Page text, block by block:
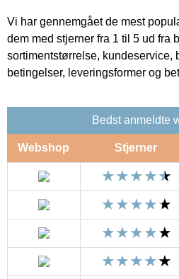
Vi har gennemgået de mest
dem med stjerner fra 1 til 5 ud fra
sortimentstørrelse, kundeservice,
betingelser, leveringsformer og
Bedst anmeldte
Webshop Stjerner